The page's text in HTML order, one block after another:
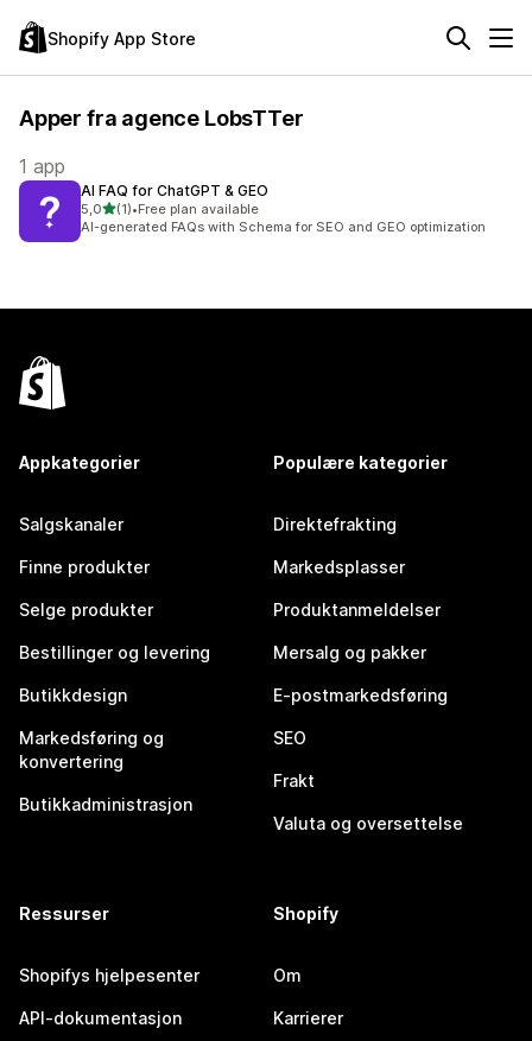
Shopify App Store
Apper fra agence LobsTTer
1 app
AI FAQ for ChatGPT & GEO
5,0av 5 stjerner
(1)
Totalt 1 omtaler
•Free plan available
AI-generated FAQs with Schema for SEO and GEO optimization
Appkategorier
Salgskanaler
Finne produkter
Selge produkter
Bestillinger og levering
Butikkdesign
Markedsføring og
konvertering
Butikkadministrasjon
Populære kategorier
Direktefrakting
Markedsplasser
Produktanmeldelser
Mersalg og pakker
E-postmarkedsføring
SEO
Frakt
Valuta og oversettelse
Ressurser
Shopifys hjelpesenter
API-dokumentasjon
Shopify
Om
Karrierer